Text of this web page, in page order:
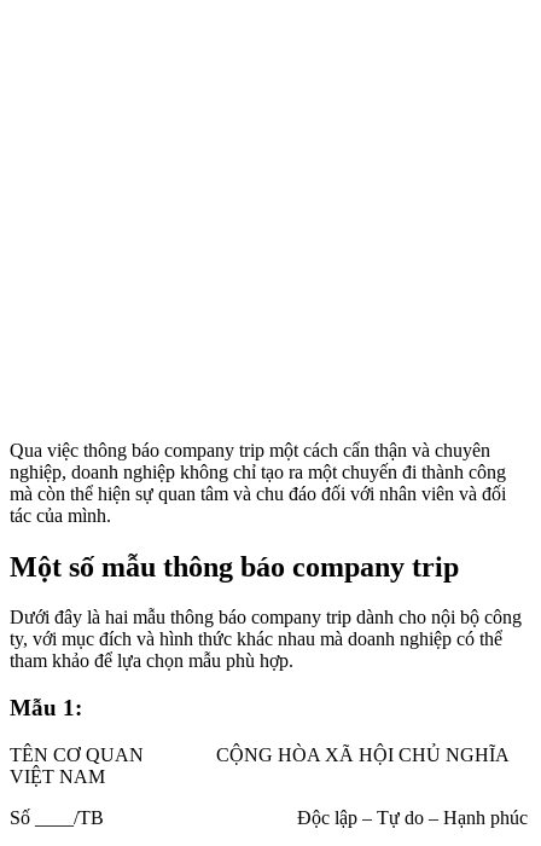
Qua việc thông báo company trip một cách cẩn thận và chuyên
nghiệp, doanh nghiệp không chỉ tạo ra một chuyến đi thành công
mà còn thể hiện sự quan tâm và chu đáo đối với nhân viên và đối
tác của mình.
Một số mẫu thông báo company trip
Dưới đây là hai mẫu thông báo company trip dành cho nội bộ công
ty, với mục đích và hình thức khác nhau mà doanh nghiệp có thể
tham khảo để lựa chọn mẫu phù hợp.
Mẫu 1:
TÊN CƠ QUAN CỘNG HÒA XÃ HỘI CHỦ NGHĨA
VIỆT NAM
Số ____/TB Độc lập – Tự do – Hạnh phúc